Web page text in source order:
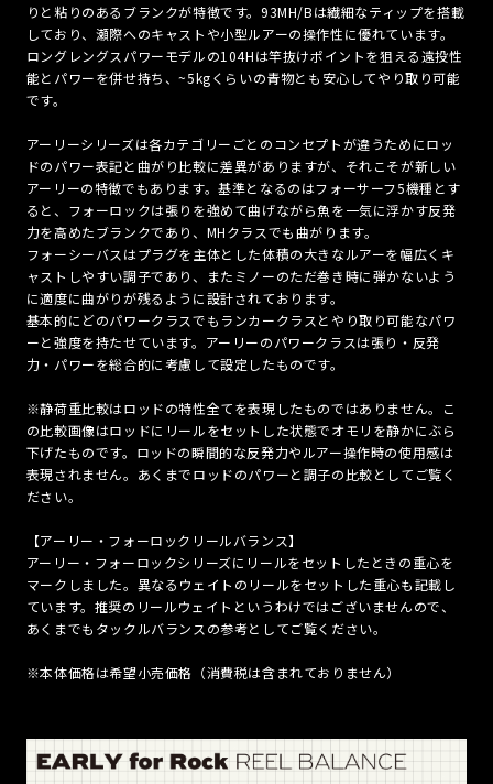
りと粘りのあるブランクが特徴です。93MH/Bは繊細なティップを搭載
しており、瀬際へのキャストや小型ルアーの操作性に優れています。
ロングレングスパワーモデルの104Hは竿抜けポイントを狙える遠投性
能とパワーを併せ持ち、~5kgくらいの青物とも安心してやり取り可能
です。
アーリーシリーズは各カテゴリーごとのコンセプトが違うためにロッ
ドのパワー表記と曲がり比較に差異がありますが、それこそが新しい
アーリーの特徴でもあります。基準となるのはフォーサーフ5機種とす
ると、フォーロックは張りを強めて曲げながら魚を一気に浮かす反発
力を高めたブランクであり、MHクラスでも曲がります。
フォーシーバスはプラグを主体とした体積の大きなルアーを幅広くキ
ャストしやすい調子であり、またミノーのただ巻き時に弾かないよう
に適度に曲がりが残るように設計されております。
基本的にどのパワークラスでもランカークラスとやり取り可能なパワ
ーと強度を持たせています。アーリーのパワークラスは張り・反発
力・パワーを総合的に考慮して設定したものです。
※静荷重比較はロッドの特性全てを表現したものではありません。こ
の比較画像はロッドにリールをセットした状態でオモリを静かにぶら
下げたものです。ロッドの瞬間的な反発力やルアー操作時の使用感は
表現されません。あくまでロッドのパワーと調子の比較としてご覧く
ださい。
【アーリー・フォーロックリールバランス】
アーリー・フォーロックシリーズにリールをセットしたときの重心を
マークしました。異なるウェイトのリールをセットした重心も記載し
ています。推奨のリールウェイトというわけではございませんので、
あくまでもタックルバランスの参考としてご覧ください。
※本体価格は希望小売価格（消費税は含まれておりません）